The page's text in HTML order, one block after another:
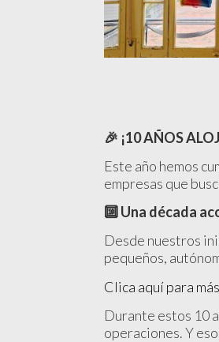
🎉 ¡10 AÑOS
Este año hemos
empresas que
🔟Una década
Desde nuestros
pequeños,
Clica aquí para
Durante estos 10
operaciones. Y